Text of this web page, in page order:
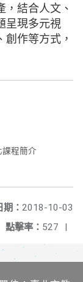
結合人文、
呈現多元視
作等方式，
程簡介
： 2018-10-03
點擊率： 527 |